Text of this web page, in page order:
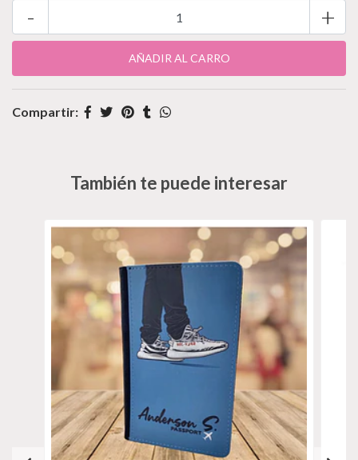
+
-
Compartir:
También te puede interesar